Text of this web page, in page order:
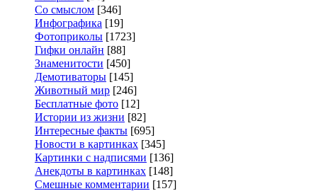
Со смыслом [346]
Инфографика [19]
Фотоприколы [1723]
Гифки онлайн [88]
Знаменитости [450]
Демотиваторы [145]
Животный мир [246]
Бесплатные фото [12]
Истории из жизни [82]
Интересные факты [695]
Новости в картинках [345]
Картинки с надписями [136]
Анекдоты в картинках [148]
Смешные комментарии [157]